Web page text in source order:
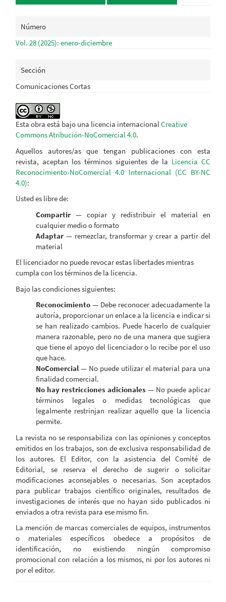
Número
Vol. 28 (2025): enero-diciembre
Sección
Comunicaciones Cortas
Esta obra está bajo una licencia internacionalCreative
Commons Atribución-NoComercial 4.0.
Aquellos autores/as que tengan publicaciones con esta
revista, aceptan los términos siguientes de la Licencia CC
Reconocimiento-NoComercial 4.0 Internacional (CC BY-NC
4.0):
Usted es libre de:
Compartir — copiar y redistribuir el material en
cualquier medio o formato
Adaptar — remezclar, transformar y crear a partir del
material
El licenciador no puede revocar estas libertades mientras
cumpla con los términos de la licencia.
Bajo las condiciones siguientes:
Reconocimiento — Debe reconocer adecuadamente la
autoría, proporcionar un enlace a la licencia e indicar si
se han realizado cambios. Puede hacerlo de cualquier
manera razonable, pero no de una manera que sugiera
que tiene el apoyo del licenciador o lo recibe por el uso
que hace.
NoComercial — No puede utilizar el material para una
finalidad comercial.
No hay restricciones adicionales — No puede aplicar
términos legales o medidas tecnológicas que
legalmente restrinjan realizar aquello que la licencia
permite.
La revista no se responsabiliza con las opiniones y conceptos
emitidos en los trabajos, son de exclusiva responsabilidad de
los autores. El Editor, con la asistencia del Comité de
Editorial, se reserva el derecho de sugerir o solicitar
modificaciones aconsejables o necesarias. Son aceptados
para publicar trabajos científico originales, resultados de
investigaciones de interés que no hayan sido publicados ni
enviados a otra revista para ese mismo fin.
La mención de marcas comerciales de equipos, instrumentos
o materiales específicos obedece a propósitos de
identificación, no existiendo ningún compromiso
promocional con relación a los mismos, ni por los autores ni
por el editor.